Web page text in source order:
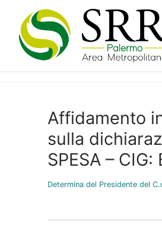
contenuto
Affidamento
sulla
SPESA –
Determina del Presidente del